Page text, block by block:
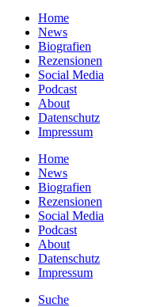
Home
News
Biografien
Rezensionen
Social Media
Podcast
About
Datenschutz
Impressum
Home
News
Biografien
Rezensionen
Social Media
Podcast
About
Datenschutz
Impressum
Suche